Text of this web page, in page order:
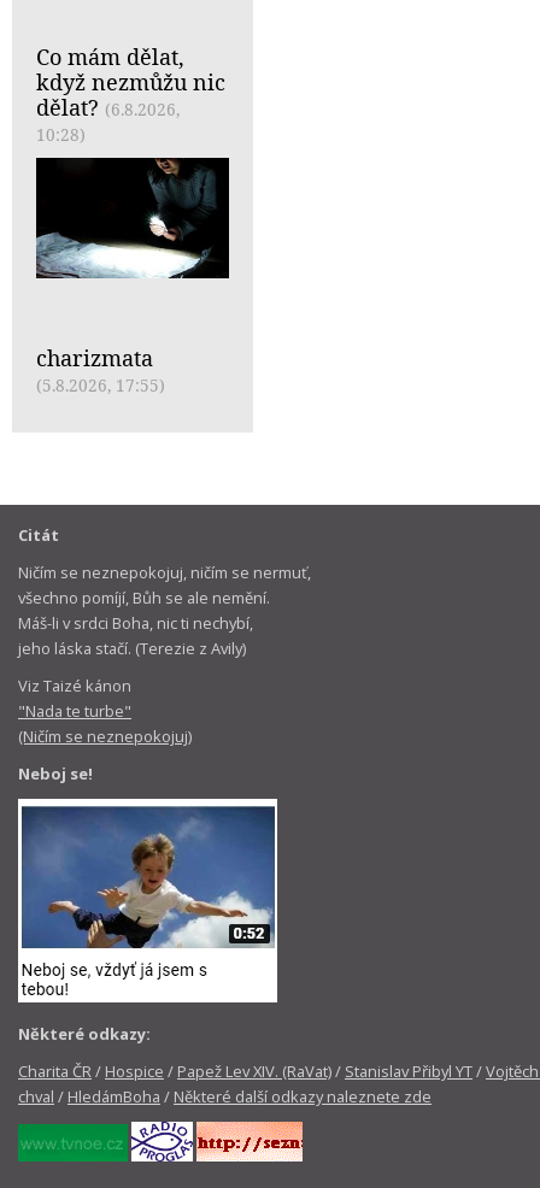
Co mám dělat,
když nezmůžu nic
dělat? (6.8.2026,
10:28)
charizmata
(5.8.2026, 17:55)
Citát
Ničím se neznepokojuj, ničím se nermuť,
všechno pomíjí, Bůh se ale nemění.
Máš-li v srdci Boha, nic ti nechybí,
jeho láska stačí. (Terezie z Avily)
Viz Taizé kánon
"Nada te turbe"
(Ničím se neznepokojuj)
Neboj se!
Některé odkazy:
Charita ČR/ Hospice / Papež Lev XIV. (RaVat)/ Stanislav Přibyl YT/
chval / HledámBoha / Některé další odkazy naleznete zde